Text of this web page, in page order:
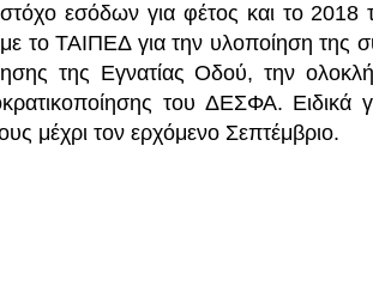
εσόδων για φέτος και το 2018
το ΤΑΙΠΕΔ για την υλοποίηση της
της Εγνατίας Οδού, την
του ΔΕΣΦΑ. Ειδικά
μέχρι τον ερχόμενο Σεπτέμβριο.